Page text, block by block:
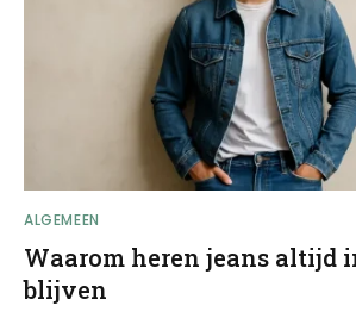
ALGEMEEN
Waarom heren jeans altijd
blijven